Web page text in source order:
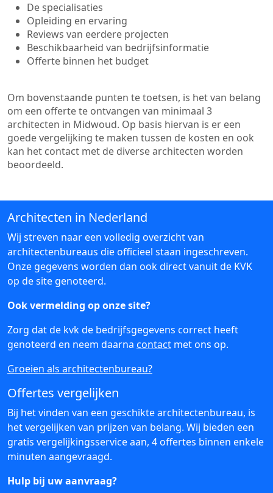
De specialisaties
Opleiding en ervaring
Reviews van eerdere projecten
Beschikbaarheid van bedrijfsinformatie
Offerte binnen het budget
Om bovenstaande punten te toetsen, is het van belang
om een offerte te ontvangen van minimaal 3
architecten in Midwoud. Op basis hiervan is er een
goede vergelijking te maken tussen de kosten en ook
kan het contact met de diverse architecten worden
beoordeeld.
Architecten in Nederland
Wij streven naar een volledig overzicht van
architectenbureaus die officieel staan ingeschreven.
Onze gegevens worden dan ook direct vanuit de KVK
op de site genoteerd.
Ook vermelding op onze site?
Zorg dat de kvk de bedrijfsgegevens correct heeft
genoteerd en neem daarna contact met ons op.
Groeien als architectenbureau?
Offertes vergelijken
Bij het vinden van een geschikte architectenbureau, is
het vergelijken van prijzen van belang. Wij bieden een
gratis vergelijkingsservice aan, 4 offertes binnen enkele
minuten aangevraagd.
Hulp bij uw aanvraag?